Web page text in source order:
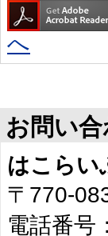
へ
お問い
はこらい
〒770-
電話番号